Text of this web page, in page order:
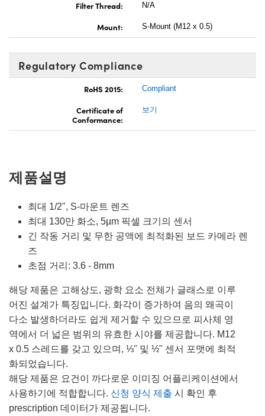
Filter Thread: N/A
Mount: S-Mount (M12 x 0.5)
Regulatory Compliance
RoHS 2015: Compliant
Certificate of
Conformance:
보기
제품설명
최대 1/2", S-마운트 렌즈
최대 130만 화소, 5µm 픽셀 크기의 센서
긴 작동 거리 및 무한 공액에 최적화된 보드 카메라 렌
즈
초점 거리: 3.6 - 8mm
해당 제품은 고해상도, 광학 요소 전체가 글래스로 이루
어진 설계가 특징입니다. 화각이 증가하여 음의 왜곡이
다소 발생하더라도 쉽게 제거할 수 있으므로 피사체 영
역에서 더 넓은 범위의 유효한 시야를 제공합니다. M12
x 0.5 스레드를 갖고 있으며, ⅓" 및 ½" 센서 포맷에 최적
화되었습니다.
해당 제품은 요건이 까다로운 이미징 어플리케이션에서
사용하기에 적합합니다. 신청 양식 제출 시 확인 후
prescription 데이터가 제공됩니다.